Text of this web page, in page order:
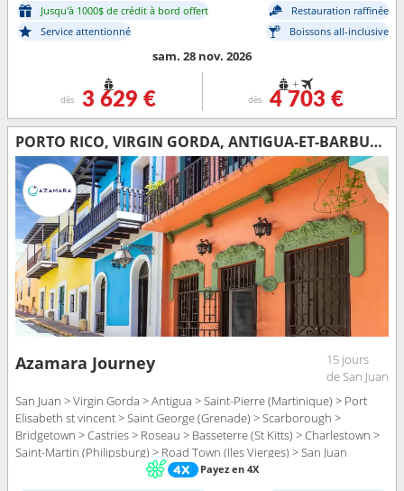
Jusqu'à 1000$ de crédit à bord offert
Restauration raffinée
Service attentionné
Boissons all-inclusive
sam. 28 nov. 2026
dès 3 629 €
+
dès 4 703 €
PORTO RICO, VIRGIN GORDA, ANTIGUA-ET-BARBUDA, MARTINIQUE, SAINT VINCENT-ET-LES-GRENADINES, GRENADE, TRINITÉ-ET-TOBAGO, BARBADE, SAINTE-LUCIE, DOMINIQUE, SAINT-MARTIN, TORTOLA
Azamara Journey
15 jours
de San Juan
San Juan > Virgin Gorda > Antigua > Saint-Pierre (Martinique) > Port
Elisabeth st vincent > Saint George (Grenade) > Scarborough >
Bridgetown > Castries > Roseau > Basseterre (St Kitts) > Charlestown >
Saint-Martin (Philipsburg) > Road Town (Iles Vierges) > San Juan
Payez en 4X